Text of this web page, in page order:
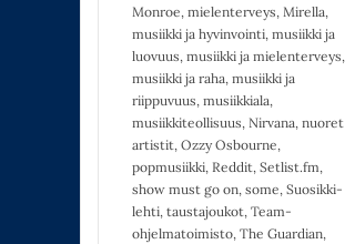
Monroe, mielenterveys, Mirella,
musiikki ja hyvinvointi, musiikki ja
luovuus, musiikki ja mielenterveys,
musiikki ja raha, musiikki ja
riippuvuus, musiikkiala,
musiikkiteollisuus, Nirvana, nuoret
artistit, Ozzy Osbourne,
popmusiikki, Reddit, Setlist.fm,
show must go on, some, Suosikki-
lehti, taustajoukot, Team-
ohjelmatoimisto, The Guardian,